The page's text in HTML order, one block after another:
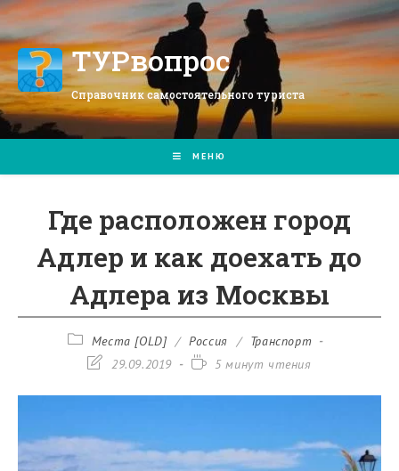
Перейти
к
содержимомуТУРвопрос
Справочник самостоятельного туриста
МЕНЮ
Где расположен город
Адлер и как доехать до
Адлера из Москвы
Рубрика
записи:
Места [OLD] / Россия /
Транспорт
Запись29.09.2019
Время5 минут чтения